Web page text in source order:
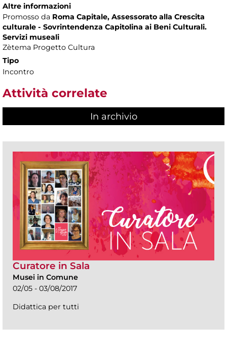
Altre informazioni
Promosso da Roma Capitale, Assessorato alla Crescita
culturale - Sovrintendenza Capitolina ai Beni Culturali.
Servizi museali
Zètema Progetto Cultura
Tipo
Incontro
Attività correlate
In archivio
Curatore in Sala
Musei in Comune
02/05 - 03/08/2017
Didattica per tutti